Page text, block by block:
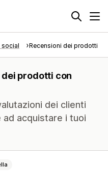
social Recensioni dei prodotti
prodotti con
dei clienti
acquistare i tuoi